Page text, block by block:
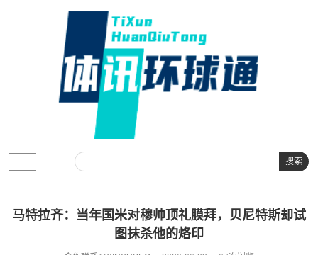
搜索
马特拉齐：当年国米对穆帅顶礼膜拜，贝尼特斯却试
图抹杀他的烙印